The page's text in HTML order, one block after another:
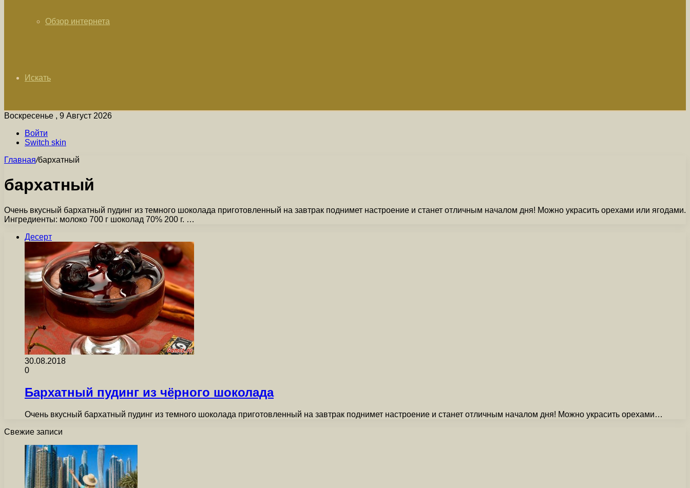
Обзор интернета
Искать
Воскресенье , 9 Август 2026
Войти
Switch skin
Главная/бархатный
бархатный
Очень вкусный бархатный пудинг из темного шоколада приготовленный на завтрак поднимет настроение и станет отличным началом дня! Можно украсить орехами или ягодами.
Ингредиенты: молоко 700 г шоколад 70% 200 г. …
Десерт
30.08.2018
0
Бархатный пудинг из чёрного шоколада
Очень вкусный бархатный пудинг из темного шоколада приготовленный на завтрак поднимет настроение и станет отличным началом дня! Можно украсить орехами…
Свежие записи